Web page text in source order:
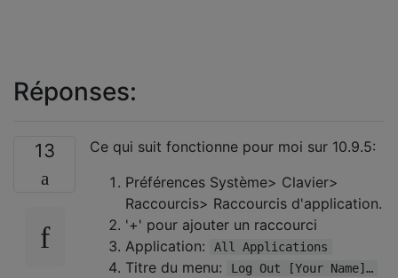
Réponses:
13
Ce qui suit fonctionne pour moi sur 10.9.5:
Préférences Système> Clavier>
Raccourcis> Raccourcis d'application.
'+' pour ajouter un raccourci
Application:
All Applications
Titre du menu: Log Out [Your Name]…